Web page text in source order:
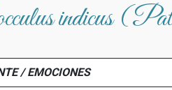
indicus
/ EMOCIONES